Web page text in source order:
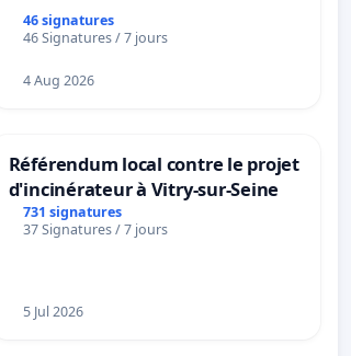
46 signatures
46 Signatures / 7 jours
4 Aug 2026
Référendum local contre le projet
d'incinérateur à Vitry-sur-Seine
731 signatures
37 Signatures / 7 jours
5 Jul 2026